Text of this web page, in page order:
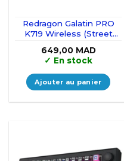
Redragon Galatin PRO
K719 Wireless (Street
649,00 MAD
✓ En stock
Ajouter au panier